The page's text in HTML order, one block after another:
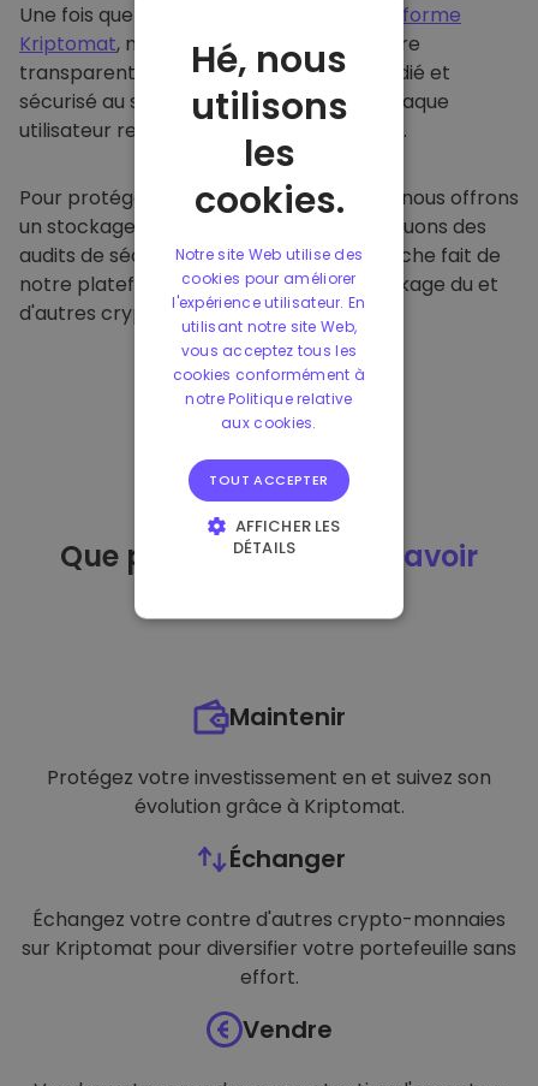
Une fois que vous achetez du sur
la plateforme
Kriptomat, nous le transférons de manière
transparente dans votre portefeuille dédié et
sécurisé au sein de notre plateforme. Chaque
utilisateur reçoit un portefeuille individuel.
Pour protéger nos clients et leurs fonds, nous offrons
un stockage hors ligne sécurisé et effectuons des
audits de sécurité réguliers. Cette approche fait de
notre plateforme un refuge pour le stockage du et
d'autres crypto-monnaies.
Que puis-je faire
après avoir
Maintenir
Protégez votre investissement en et suivez son
évolution grâce à Kriptomat.
Échanger
Échangez votre contre d'autres crypto-monnaies
sur Kriptomat pour diversifier votre portefeuille sans
effort.
Vendre
Hé, nous
utilisons
les
cookies.
Notre site Web utilise des
cookies pour améliorer
l'expérience utilisateur. En
utilisant notre site Web,
vous acceptez tous les
cookies conformément à
notre Politique relative
aux cookies.
TOUT ACCEPTER
AFFICHER LES
DÉTAILS
FONCTIONNALITÉ